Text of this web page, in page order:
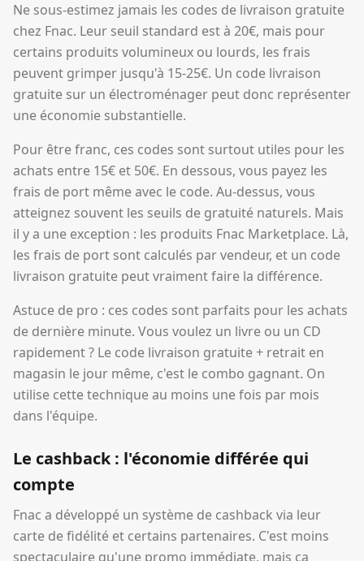
Ne sous-estimez jamais les codes de livraison gratuite
chez Fnac. Leur seuil standard est à 20€, mais pour
certains produits volumineux ou lourds, les frais
peuvent grimper jusqu'à 15-25€. Un code livraison
gratuite sur un électroménager peut donc représenter
une économie substantielle.
Pour être franc, ces codes sont surtout utiles pour les
achats entre 15€ et 50€. En dessous, vous payez les
frais de port même avec le code. Au-dessus, vous
atteignez souvent les seuils de gratuité naturels. Mais
il y a une exception : les produits Fnac Marketplace. Là,
les frais de port sont calculés par vendeur, et un code
livraison gratuite peut vraiment faire la différence.
Astuce de pro : ces codes sont parfaits pour les achats
de dernière minute. Vous voulez un livre ou un CD
rapidement ? Le code livraison gratuite + retrait en
magasin le jour même, c'est le combo gagnant. On
utilise cette technique au moins une fois par mois
dans l'équipe.
Le cashback : l'économie différée qui
compte
Fnac a développé un système de cashback via leur
carte de fidélité et certains partenaires. C'est moins
spectaculaire qu'une promo immédiate, mais ça